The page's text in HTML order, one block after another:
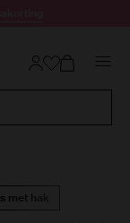
met hak